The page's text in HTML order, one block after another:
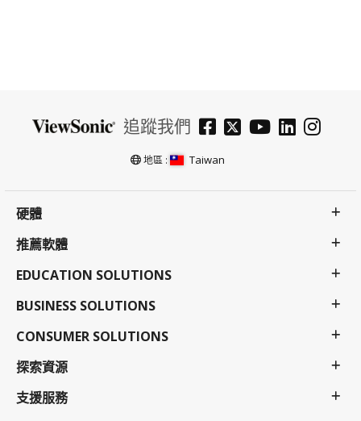
追蹤我們
地區 : Taiwan
硬體
推薦軟體
EDUCATION SOLUTIONS
BUSINESS SOLUTIONS
CONSUMER SOLUTIONS
探索資源
支援服務